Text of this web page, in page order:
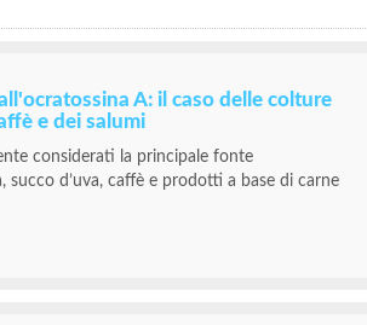
A: il caso delle colture
e dei salumi
considerati la principale fonte
succo d’uva, caffè e prodotti a base di carne